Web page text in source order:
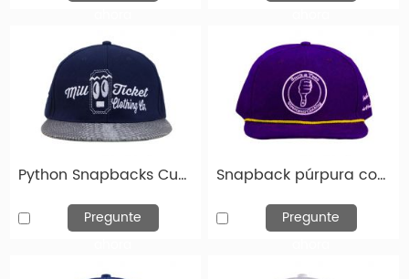
para fines promocionales, uniformes de empleados,
regalos, eventos corporativos, equipos deportivos o
revender, nuestros sombreros snapback
personalizados están diseñados para satisfacer sus
necesidades. Solo háganos saber el estilo, la tela, el
diseño y el tamaño que desee, y nos encargaremos
del resto. Para cada cliente, brindamos un servicio
confiable, SnapBacks impresos personalizados y
Python Snapbacks Custom Snake Skin Hats Correa de cuero Snapback
Pregunte
Snapback púrpura con cuerda
Pregunte